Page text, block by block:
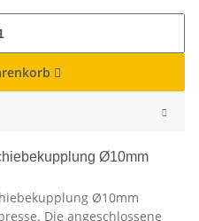
Ø10mm
Ø10mm
Die angeschlossene